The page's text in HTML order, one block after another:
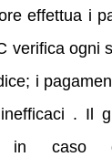
effettua i
verifica ogni
i
. Il
in caso